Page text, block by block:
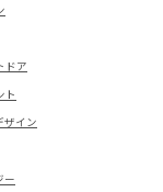
ドア
ト
ザイン
ー